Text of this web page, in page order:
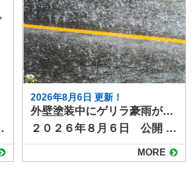
０年にもなりますが、施工不良によってわずか数年ではがれてきてしまうというケースも。 仕上がりのムラ 急いで塗ることで塗りムラや厚み不足が起こりやすくなります。厚み不足は塗膜が均一でない証拠なので、部分的に早く劣化したり、美観性が損なわれたりする原因になります。 屋根塗装は正しい施工で高品質メンテナンスになります 屋根塗装は品質を守るために、基本的には数日かけて行うのが理想です。1日で終わらせることは可能な場合もありますが、その多くは部分塗装や応急処置に限られます。長持ちする塗装を求めるなら、日数に余裕を持ち、しっかりと工程を踏む業者を選びましょう。 塗り達では、各工程を写真におさめ、正しい施工を遵守しています。高品質な屋根塗装なら塗り達にお任せください！
2026年8月6日 更新！
外壁塗装中にゲリラ豪雨が降ったら？工事への影響と対応方法
２０２６年８月６日 公開 夏場を中心に増えているゲリラ豪雨は、外壁塗装工事にも大きな影響を与えます。 短時間で強い雨が降ると、塗料の仕上がり不良や工期の延長につながるため、現場では慎重な判断が求められます。 本記事では、突然の雨が外壁塗装工事に与える影響と、業者が行う対策について解説します。 目次ゲリラ豪雨が工事に与える影響塗料の密着不良色ムラや白化現象工期の延長施工業者が行う雨対策天気予報の細かなチェック塗装前の作業判断養生やシートでの防護工事中にゲリラ豪雨が降った場合の流れ施主ができる心構えまとめ ゲリラ豪雨が工事に与える影響 工事中のゲリラ豪雨が与える仕上がりや耐久性への影響を確認しておきましょう。 塗料の密着不良 塗装面が濡れた状態で塗料が付着すると、乾燥後に剥がれやすくなります。特に下塗り前や塗料の乾燥途中に雨が降ると、仕上がりや耐久性に影響します。 色ムラや白化現象 塗料が完全に乾く前に雨水が付着すると、表面が白っぽく濁ったり色ムラが発生します。この状態になると塗り直しが必要です。 工期の延長 ゲリラ豪雨は予測が難しいため、作業を中断したり翌日以降に工程をずらすことがあります。乾燥時間の確保も必要なため、予定より工期が伸びる場合があります。 施工業者が行う雨対策 塗装工事の施工業者は、天気予報によって、 ①雨が降り出すまで作業し、降ってきたらすぐに中断する ②１日中降りそうなので、最初から今日の作業を中止する のいずれかの判断をします。 ゲリラ豪雨などお天気の具合は、予報を見ていてもなかなか予測がつきづらいものですが、施工業者は事前に次のような対策を行って、急な雨に備えています。 天気予報の細かなチェック 近年は1時間単位のピンポイント予報が利用でき、工事前や休憩時間にも確認して作業スケジュールを調整します。 塗装前の作業判断 雨雲レーダーで豪雨の可能性が高い場合は、塗装工程を行わず、養生や下地調整など雨の影響を受けにくい作業に切り替えます。 養生やシートでの防護 作業中に急な雨が降った際は、足場のメッシュシートやビニールで塗装面を覆い、雨水の付着を防ぎます。 工事中にゲリラ豪雨が降った場合の流れ 塗装工事中にゲリラ豪雨に見舞われた場合には、次のように対応するのが一般的です。 作業を即時中断し、塗装面を雨から守る 雨が止んだら塗装面の水分を拭き取り、乾燥を確認 必要に応じて、部分的に再塗装を実施 乾燥状態が確保できない場合は翌日以降に作業を延期 塗料は余分な水分が混ざると耐久性や仕上がりに影響ができます。乾燥前に雨にあたらないようにすることと、作業を再開する際には、雨の影響を確認し、必要に応じて再塗装するなど修正が必要になります。 乾燥時間をしっかりとり、次の工程に移るためにも、雨の日やその翌日はしっかりと時間をとりますので、工期が伸びることもあります。 施主ができる心構え ゲリラ豪雨に限らず、天候が塗装工事に与える影響について事前に知っておくと、不安にならずに過ごすことができます。 夏場や梅雨時期は、工期が天候に左右されやすいことを理解する 工期延長があっても無理に急がせず、品質重視で進めてもらう 工事前の打ち合わせで「雨天時の対応方針」を確認しておく など、「家の外の工事は天気次第。さらに塗装は雨の影響を受け耐久性や仕上がりにも影響がある」ことを知っておきましょう。 まとめ 外壁塗装は天候の影響を大きく受ける工事です。ゲリラ豪雨が発生すると作業が中断され、工期が延びることもありますが、品質を守るためには必要な判断です。信頼できる業者であれば、天候を見極めながら安全かつ丁寧に作業を進めてくれます。 雨天時の対応は、塗装工程の進み具合や、今どんなことを行っているかによっても個々のケースで異なります。 実際に工事をしている場合は、施工店に「雨の場合の作業はどうなるのか」事前に確認しておくとよいでしょう。
MORE